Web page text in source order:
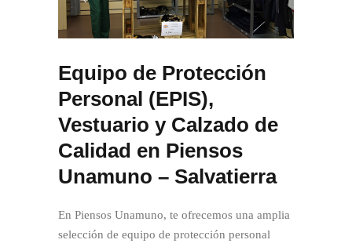
Equipo de Protección
Personal (EPIS),
Vestuario y Calzado de
Calidad en Piensos
Unamuno – Salvatierra
En Piensos Unamuno, te ofrecemos una amplia
selección de equipo de protección personal